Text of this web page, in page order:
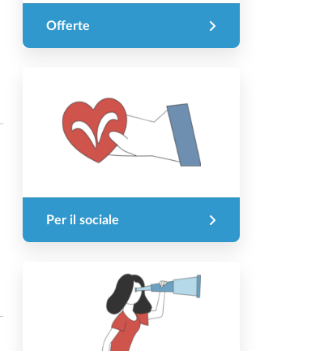
Offerte
Per il sociale